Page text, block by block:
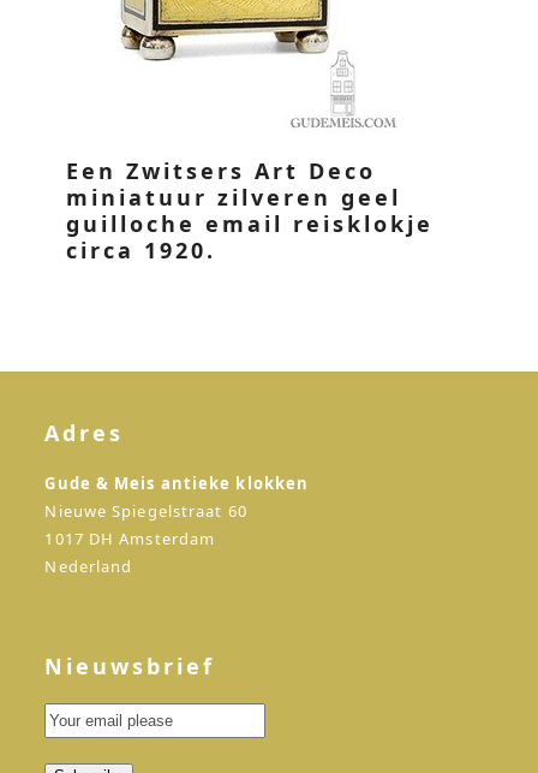
Een Zwitsers Art Deco
miniatuur zilveren geel
guilloche email reisklokje
circa 1920.
Adres
Gude & Meis antieke klokken
Nieuwe Spiegelstraat 60
1017 DH Amsterdam
Nederland
Nieuwsbrief